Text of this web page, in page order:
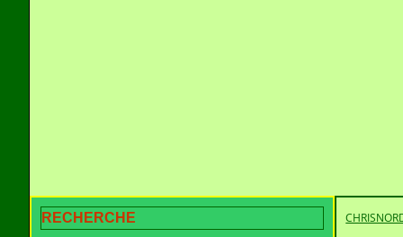
RECHERCHE